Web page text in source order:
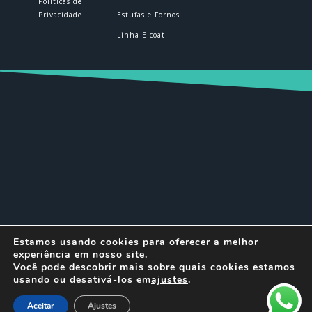
Privacidade
Estufas e Fornos
Linha E-coat
reservados.
Estamos usando cookies para oferecer a melhor
experiência em nosso site.
Você pode descobrir mais sobre quais cookies estamos
usando ou desativá-los emajustes.
Aceitar Ajustes